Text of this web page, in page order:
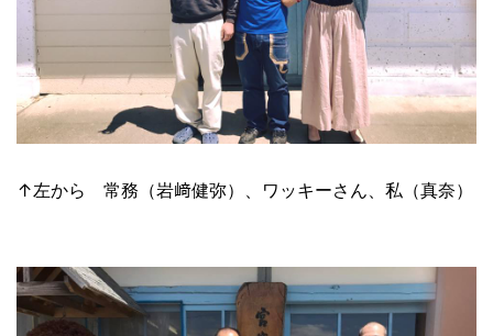
↑左から 常務（岩﨑健弥）、ワッキーさん、私（真奈）